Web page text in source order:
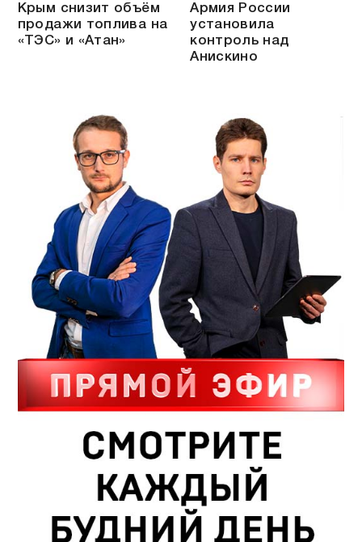
Крым снизит объём
продажи топлива на
«ТЭС» и «Атан»
Армия России
установила
контроль над
Анискино